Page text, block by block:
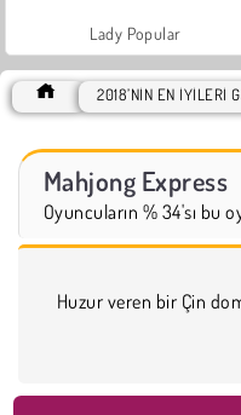
Lady Popular
2018’NİN EN İYİLERİ
Mahjong Express
Oyuncuların % 34'sı bu
Huzur veren bir Çin